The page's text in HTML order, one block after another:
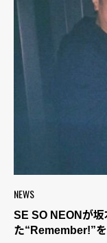
NEWS
SE SO NEONが
た“Remember!”